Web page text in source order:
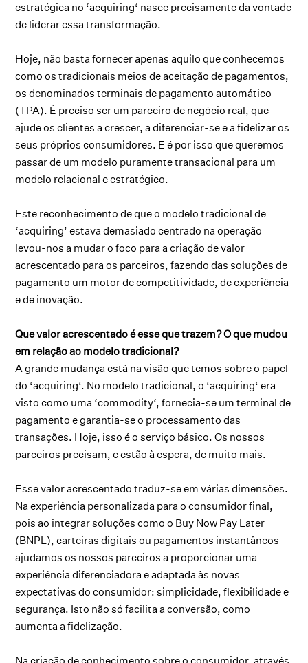
estratégica no ‘acquiring‘ nasce precisamente da vontade
de liderar essa transformação.
Hoje, não basta fornecer apenas aquilo que conhecemos
como os tradicionais meios de aceitação de pagamentos,
os denominados terminais de pagamento automático
(TPA). É preciso ser um parceiro de negócio real, que
ajude os clientes a crescer, a diferenciar-se e a fidelizar os
seus próprios consumidores. E é por isso que queremos
passar de um modelo puramente transacional para um
modelo relacional e estratégico.
Este reconhecimento de que o modelo tradicional de
‘acquiring’ estava demasiado centrado na operação
levou-nos a mudar o foco para a criação de valor
acrescentado para os parceiros, fazendo das soluções de
pagamento um motor de competitividade, de experiência
e de inovação.
Que valor acrescentado é esse que trazem? O que mudou
em relação ao modelo tradicional?
A grande mudança está na visão que temos sobre o papel
do ‘acquiring‘. No modelo tradicional, o ‘acquiring‘ era
visto como uma ‘commodity‘, fornecia-se um terminal de
pagamento e garantia-se o processamento das
transações. Hoje, isso é o serviço básico. Os nossos
parceiros precisam, e estão à espera, de muito mais.
Esse valor acrescentado traduz-se em várias dimensões.
Na experiência personalizada para o consumidor final,
pois ao integrar soluções como o Buy Now Pay Later
(BNPL), carteiras digitais ou pagamentos instantâneos
ajudamos os nossos parceiros a proporcionar uma
experiência diferenciadora e adaptada às novas
expectativas do consumidor: simplicidade, flexibilidade e
segurança. Isto não só facilita a conversão, como
aumenta a fidelização.